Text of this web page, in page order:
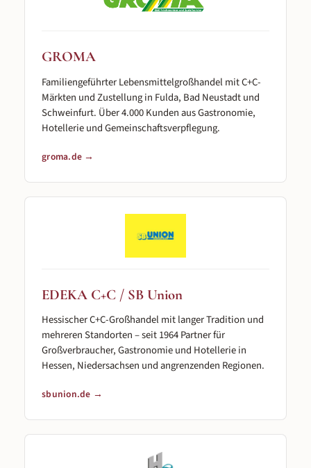
GROMA
Familiengeführter Lebensmittelgroßhandel mit C+C-
Märkten und Zustellung in Fulda, Bad Neustadt und
Schweinfurt. Über 4.000 Kunden aus Gastronomie,
Hotellerie und Gemeinschaftsverpflegung.
groma.de →
EDEKA C+C / SB Union
Hessischer C+C-Großhandel mit langer Tradition und
mehreren Standorten – seit 1964 Partner für
Großverbraucher, Gastronomie und Hotellerie in
Hessen, Niedersachsen und angrenzenden Regionen.
sbunion.de →